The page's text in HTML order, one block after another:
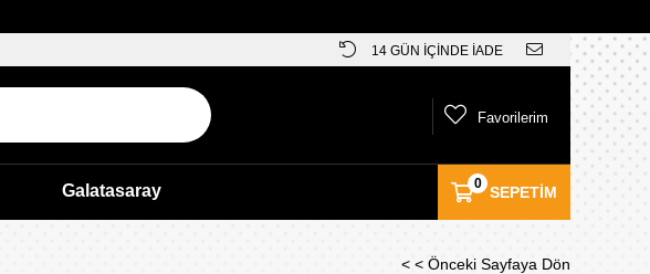
14 GÜN İÇİNDE İADE
SEPETIM
0
Favorilerim
Galatasaray
< < Önceki Sayfaya Dön